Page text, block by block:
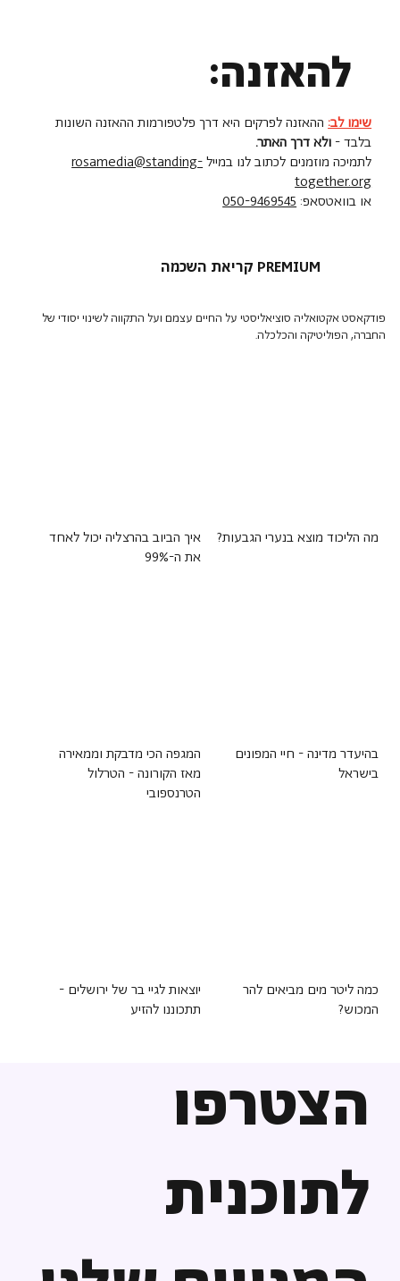
הצטרפו
לתוכנית
להאזנה:
שימו לב: ההאזנה לפרקים היא דרך פלטפורמות ההאזנה השונות
בלבד - ולא דרך האתר.
לתמיכה מוזמנים לכתוב לנו במיילrosamedia@standing-
together.org
או בוואטסאפ: 050-9469545
קריאת השכמה PREMIUM
פודקאסט אקטואליה סוציאליסטי על החיים עצמם ועל התקווה לשינוי יסודי של
החברה, הפוליטיקה והכלכלה.
מה הליכוד מוצא בנערי הגבעות?
איך הביוב בהרצליה יכול לאחד
את ה-99%
בהיעדר מדינה - חיי המפונים
בישראל
המגפה הכי מדבקת וממאירה
מאז הקורונה - הטרלול
הטרנספובי
כמה ליטר מים מביאים להר
המכוש?
יוצאות לגיי בר של ירושלים -
תתכוננו להזיע